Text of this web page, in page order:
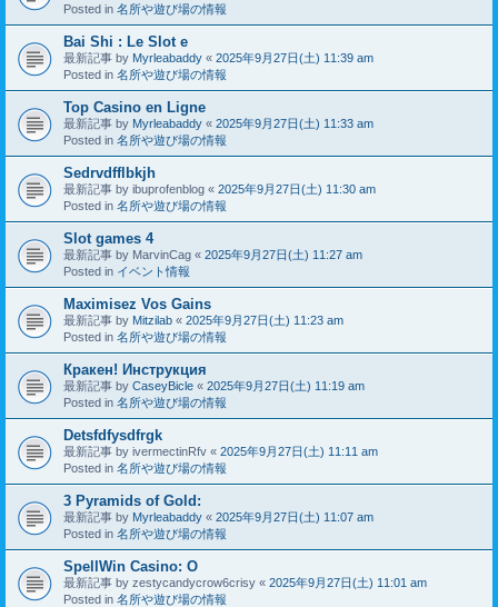
Posted in 名所や遊び場の情報
Bai Shi : Le Slot e
最新記事 by Myrleabaddy « 2025年9月27日(土) 11:39 am
Posted in 名所や遊び場の情報
Top Casino en Ligne
最新記事 by Myrleabaddy « 2025年9月27日(土) 11:33 am
Posted in 名所や遊び場の情報
Sedrvdfflbkjh
最新記事 by ibuprofenblog « 2025年9月27日(土) 11:30 am
Posted in 名所や遊び場の情報
Slot games 4
最新記事 by MarvinCag « 2025年9月27日(土) 11:27 am
Posted in イベント情報
Maximisez Vos Gains
最新記事 by Mitzilab « 2025年9月27日(土) 11:23 am
Posted in 名所や遊び場の情報
Кракен! Инструкция
最新記事 by CaseyBicle « 2025年9月27日(土) 11:19 am
Posted in 名所や遊び場の情報
Detsfdfysdfrgk
最新記事 by ivermectinRfv « 2025年9月27日(土) 11:11 am
Posted in 名所や遊び場の情報
3 Pyramids of Gold:
最新記事 by Myrleabaddy « 2025年9月27日(土) 11:07 am
Posted in 名所や遊び場の情報
SpellWin Casino: O
最新記事 by zestycandycrow6crisy « 2025年9月27日(土) 11:01 am
Posted in 名所や遊び場の情報